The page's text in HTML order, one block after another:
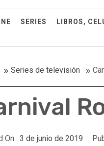
SERIES LIBROS,
Series de televisión
On : 3 de junio de 2019